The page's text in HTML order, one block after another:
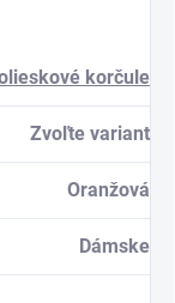
korčule
Zvoľte variant
Oranžová
Dámske